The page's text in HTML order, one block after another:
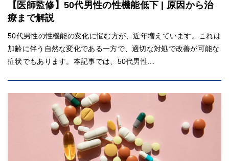
【医師監修】50代男性の性機能低下 | 原因から治
療まで解説
50代男性の性機能の変化に悩む方が、近年増えています。これは
加齢に伴う自然な変化である一方で、適切な対処で改善が可能な
症状でもあります。本記事では、50代男性...